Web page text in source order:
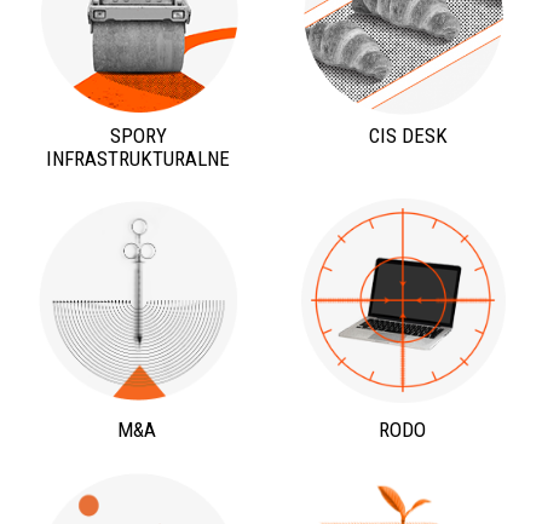
RODO
SPORY
INFRASTRUKTURALNE
CIS DESK
M&A